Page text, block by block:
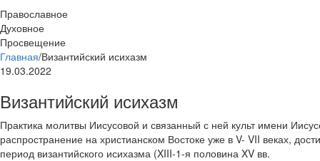
Православное
Духовное
Просвещение
Главная/Византийский исихазм
19.03.2022
Византийский исихазм
Практика молитвы Иисусовой и связанный с ней культ имени
распространение на христианском Востоке уже в V- VII веках,
период византийского исихазма (XIII-1-я половина XV вв.